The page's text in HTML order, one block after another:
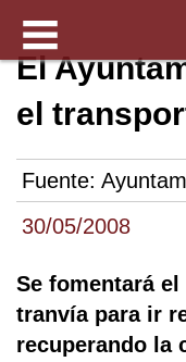
30/05/2008
El
el
Fuente:
Se fomentará
tranvía para ir
recuperando la